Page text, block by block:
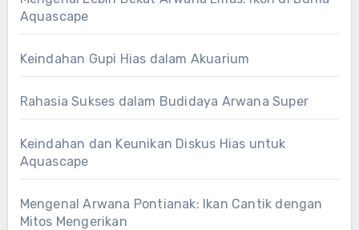
Aquascape
Keindahan Gupi Hias dalam Akuarium
Rahasia Sukses dalam Budidaya Arwana Super
Keindahan dan Keunikan Diskus Hias untuk
Aquascape
Mengenal Arwana Pontianak: Ikan Cantik dengan
Mitos Mengerikan